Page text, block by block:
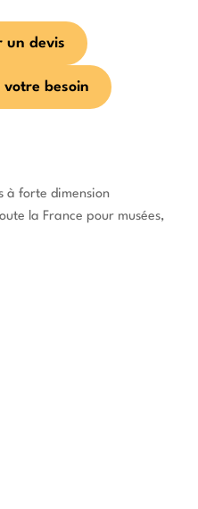
un devis
votre besoin
à forte dimension
la France pour musées,